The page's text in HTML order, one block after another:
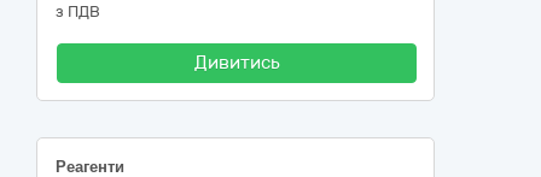
з ПДВ
Дивитись
Реагенти